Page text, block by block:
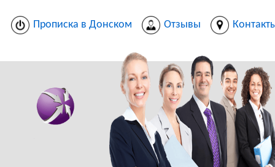
Прописка в Донском Отзывы